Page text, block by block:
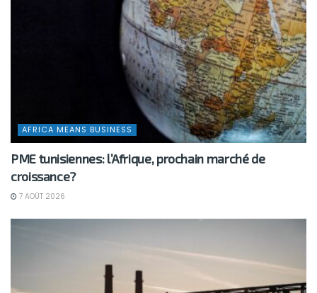
AFRICA MEANS BUSINESS
PME tunisiennes: l’Afrique, prochain marché de
croissance?
7 AOÛT 2026